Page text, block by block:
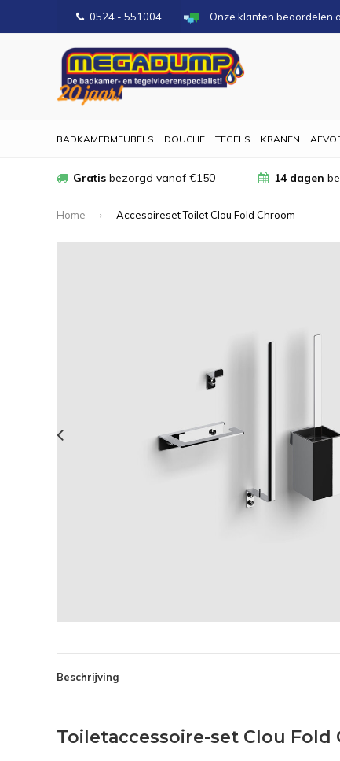
0524 - 551004 Onze klanten beoordelen
BADKAMERMEUBELS DOUCHE TEGELS KRANEN
Gratis bezorgd vanaf €150 14 dagen
Home Accesoireset Toilet Clou Fold Chroom
Beschrijving
Toiletaccessoire-set Clou